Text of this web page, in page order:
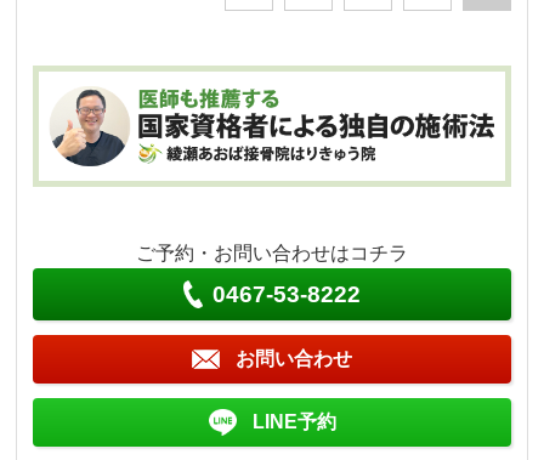
ご予約・お問い合わせはコチラ
0467-53-8222
お問い合わせ
LINE予約